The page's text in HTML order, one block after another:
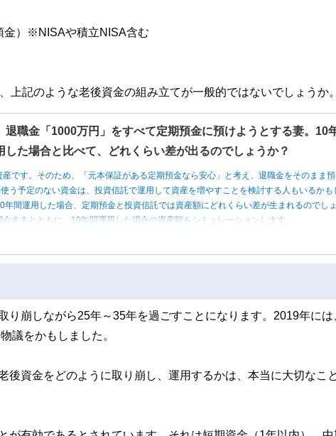
金）※NISAや積立NISA含む
記のような老後資金の組み立てが一般的ではないでしょうか。
退職金「1000万円」をすべて定期預金に預けようとする妻。10
た場合と比べて、どれくらい差が出るのでしょうか？
です。そのため、「元本保証がある定期預金なら安心」と考え、退職金をそのまま預
う予定のない資金は、投資信託で運用して資産を増やすことを検討する人もいるかも
間運用した場合、定期預金と投資信託では資産額にどれくらい差が生まれるのでし
するとともに、10年間運用した場合の資産額をシミュレーションします。
崩しながら25年～35年を過ごすことになります。2019年には
議をかもしました。
後資金をどのように取り崩し、運用するかは、本当に大切なこ